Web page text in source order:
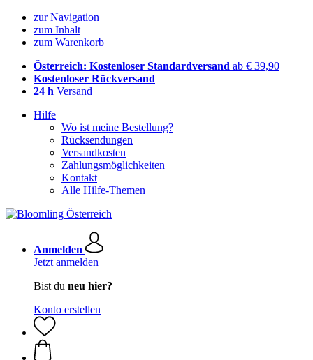
zur Navigation
zum Inhalt
zum Warenkorb
Österreich: Kostenloser Standardversand ab € 39,90
Kostenloser Rückversand
24 h Versand
Hilfe
Wo ist meine Bestellung?
Rücksendungen
Versandkosten
Zahlungsmöglichkeiten
Kontakt
Alle Hilfe-Themen
Anmelden
Jetzt anmelden
Bist du neu hier?
Konto erstellen